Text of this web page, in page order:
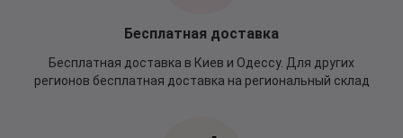
Бесплатная доставка
Бесплатная доставка в Киев и Одессу. Для других
регионов бесплатная доставка на региональный склад